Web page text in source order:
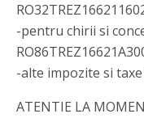
-pentru chirii si
-alte impozite si taxe
ATENTIE LA